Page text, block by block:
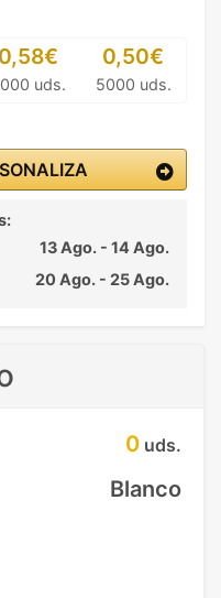
0,58€
uds.
0,50€
5000 uds.
13 Ago. - 14 Ago.
20 Ago. - 25 Ago.
0 uds.
Blanco